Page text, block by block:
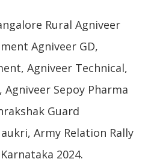
Rural Agniveer
Agniveer GD,
Agniveer Technical,
Sepoy Pharma
Guard
Army Relation Rally
2024.